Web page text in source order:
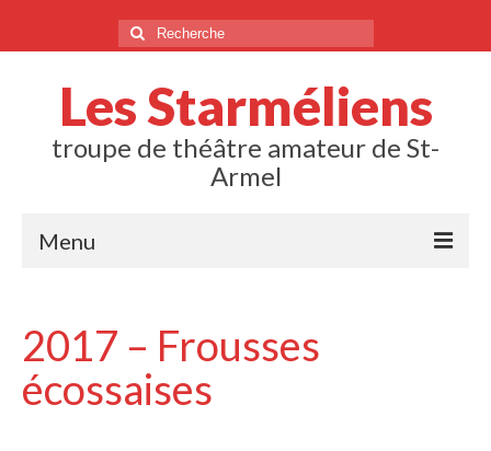
Rechercher
:
Les Starméliens
troupe de théâtre amateur de St-
Armel
Menu
2025 – La parade de Mr Auguste
2024 – Une semaine pas plus
2017 – Frousses
écossaises